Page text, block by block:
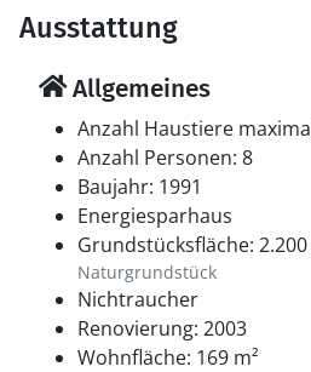
Ausstattung
Allgemeines
Anzahl Haustiere
Anzahl Personen: 8
Baujahr: 1991
Energiesparhaus
Grundstücksfläche: 2.200
Naturgrundstück
Nichtraucher
Renovierung: 2003
Wohnfläche: 169 m²